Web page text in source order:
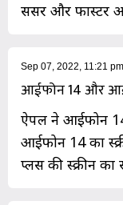
सेंसर और फास्टर
Sep 07, 2022, 11:21 pm
आईफोन 14 और
ऐपल ने आईफोन
आईफोन 14 का
प्लस की स्क्रीन का